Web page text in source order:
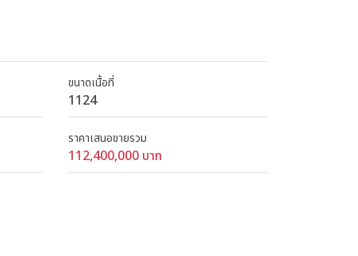
ขนาดเนื้อที่
1124
ราคาเสนอขายรวม
112,400,000 บาท